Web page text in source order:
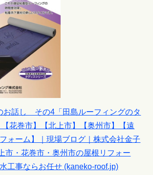
お話し その4「田島ルーフィングのタ
花巻市】【北上市】【奥州市】【遠
ォーム】｜現場ブログ｜株式会社金子
市・花巻市・奥州市の屋根リフォー
工事ならお任せ (kaneko-roof.jp)